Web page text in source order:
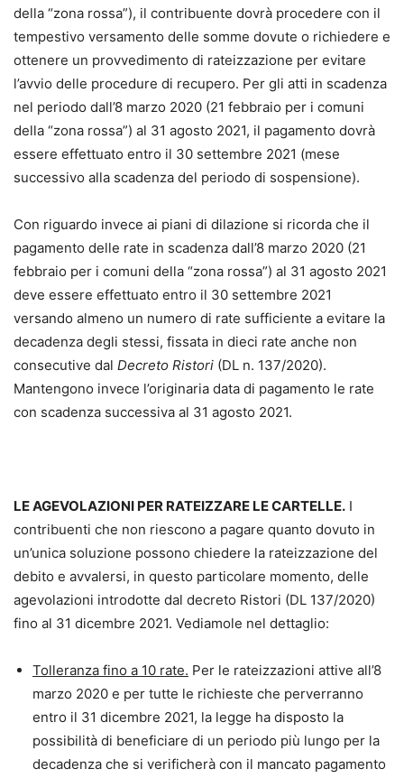
della “zona rossa”), il contribuente dovrà procedere con il
tempestivo versamento delle somme dovute o richiedere e
ottenere un provvedimento di rateizzazione per evitare
l’avvio delle procedure di recupero. Per gli atti in scadenza
nel periodo dall’8 marzo 2020 (21 febbraio per i comuni
della “zona rossa”) al 31 agosto 2021, il pagamento dovrà
essere effettuato entro il 30 settembre 2021 (mese
successivo alla scadenza del periodo di sospensione).
Con riguardo invece ai piani di dilazione si ricorda che il
pagamento delle rate in scadenza dall’8 marzo 2020 (21
febbraio per i comuni della “zona rossa”) al 31 agosto 2021
deve essere effettuato entro il 30 settembre 2021
versando almeno un numero di rate sufficiente a evitare la
decadenza degli stessi, fissata in dieci rate anche non
consecutive dal Decreto Ristori (DL n. 137/2020).
Mantengono invece l’originaria data di pagamento le rate
con scadenza successiva al 31 agosto 2021.
LE AGEVOLAZIONI PER RATEIZZARE LE CARTELLE. I
contribuenti che non riescono a pagare quanto dovuto in
un’unica soluzione possono chiedere la rateizzazione del
debito e avvalersi, in questo particolare momento, delle
agevolazioni introdotte dal decreto Ristori (DL 137/2020)
fino al 31 dicembre 2021. Vediamole nel dettaglio:
Tolleranza fino a 10 rate. Per le rateizzazioni attive all’8
marzo 2020 e per tutte le richieste che perverranno
entro il 31 dicembre 2021, la legge ha disposto la
possibilità di beneficiare di un periodo più lungo per la
decadenza che si verificherà con il mancato pagamento